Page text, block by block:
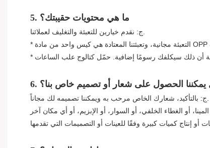
5. ما هي محتويات حقيبتك؟
يمكننا الحصول على شعار أو تصميم خاص بنا؟